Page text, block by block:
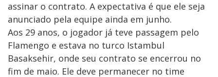
y
V
M
u
d
o
assinar o contrato. A expectativa é que ele seja
anunciado pela equipe ainda em junho.
Aos 29 anos, o jogador já teve passagem pelo
Flamengo e estava no turco Istambul
Basaksehir, onde seu contrato se encerrou no
fim de maio. Ele deve permanecer no time